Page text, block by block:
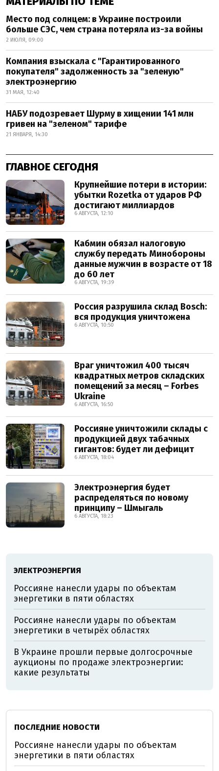
Место под солнцем: в Украине построили
больше СЭС, чем страна потеряла из-за войны
2 ИЮЛЯ, 09:00
Компания взыскала с "Гарантированного
покупателя" задолженность за "зеленую"
электроэнергию
31 МАЯ, 12:40
НАБУ подозревает Шурму в хищении 141 млн
гривен на "зеленом" тарифе
21 ЯНВАРЯ, 14:30
ГЛАВНОЕ СЕГОДНЯ
Крупнейшие потери в истории:
убытки Rozetka от ударов РФ
достигают миллиардов
6 АВГУСТА, 12:10
Кабмин обязал налоговую
службу передать Минобороны
данные мужчин в возрасте от 18
до 60 лет
6 АВГУСТА, 19:39
Россия разрушила склад Bosch:
вся продукция уничтожена
6 АВГУСТА, 10:50
Враг уничтожил 400 тысяч
квадратных метров складских
помещений за месяц – Forbes
Ukraine
6 АВГУСТА, 16:50
Россияне уничтожили склады с
продукцией двух табачных
гигантов: будет ли дефицит
6 АВГУСТА, 18:04
Электроэнергия будет
распределяться по новому
принципу – Шмыгаль
6 АВГУСТА, 18:23
ЭЛЕКТРОЭНЕРГИЯ
Россияне нанесли удары по объектам
энергетики в пяти областях
Россияне нанесли удары по объектам
энергетики в четырёх областях
В Украине прошли первые долгосрочные
аукционы по продаже электроэнергии:
какие результаты
ПОСЛЕДНИЕ НОВОСТИ
Россияне нанесли удары по объектам
энергетики в пяти областях